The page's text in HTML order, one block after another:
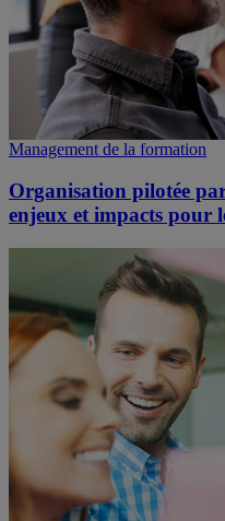
Management de la formation
Organisation pilotée
enjeux et impacts pour